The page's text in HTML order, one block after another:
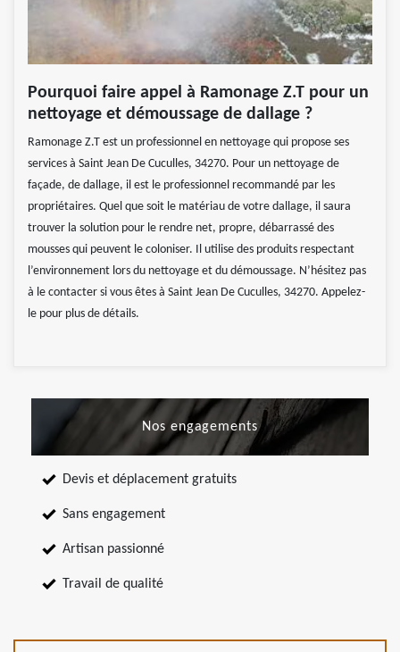
Pourquoi faire appel à Ramonage Z.T pour un
nettoyage et démoussage de dallage ?
Ramonage Z.T est un professionnel en nettoyage qui propose ses
services à Saint Jean De Cuculles, 34270. Pour un nettoyage de
façade, de dallage, il est le professionnel recommandé par les
propriétaires. Quel que soit le matériau de votre dallage, il saura
trouver la solution pour le rendre net, propre, débarrassé des
mousses qui peuvent le coloniser. Il utilise des produits respectant
l’environnement lors du nettoyage et du démoussage. N’hésitez pas
à le contacter si vous êtes à Saint Jean De Cuculles, 34270. Appelez-
le pour plus de détails.
Nos engagements
Devis et déplacement gratuits
Sans engagement
Artisan passionné
Travail de qualité